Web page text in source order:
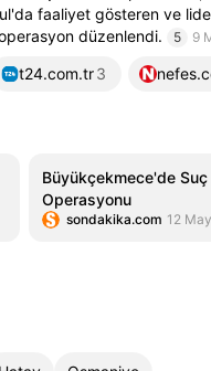
faaliyet gösteren ve
düzenlendi.
5 9
t24.com.tr3
Büyükçekmece'de
Operasyonu
sondakika.com 12